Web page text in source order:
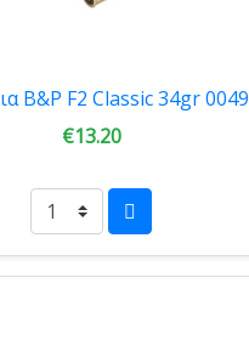
B&P F2 Classic 34gr 0049
€13.20